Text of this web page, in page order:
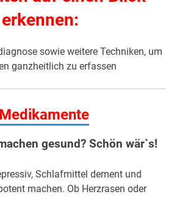
erkennen:
sowie weitere Techniken, um
ganzheitlich zu erfassen
gesund? Schön wär`s!
Schlafmittel dement und
machen. Ob Herzrasen oder